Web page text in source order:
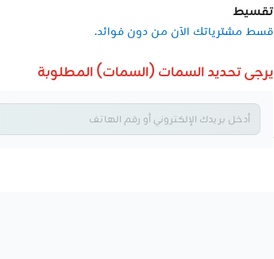
تقسيط
قسط مشترياتك الآن من دون فوائد.
يرجى تحديد السمات (السمات) المطلوبة